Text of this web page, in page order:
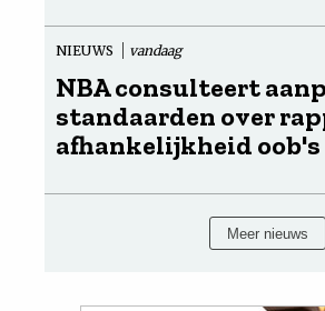
NIEUWS vandaag
NBA consulteert
standaarden over
afhankelijkheid oob's
Meer nieuws